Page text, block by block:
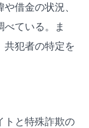
借金の状況、
ている。ま
共犯者の特定を
トと特殊詐欺の